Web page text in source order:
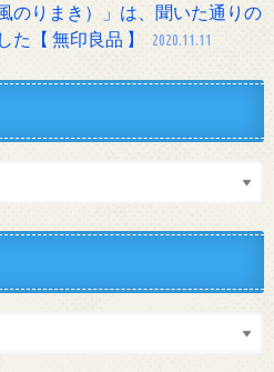
のりまき）」は、聞いた通りの
た【 無印良品 】
2020.11.11